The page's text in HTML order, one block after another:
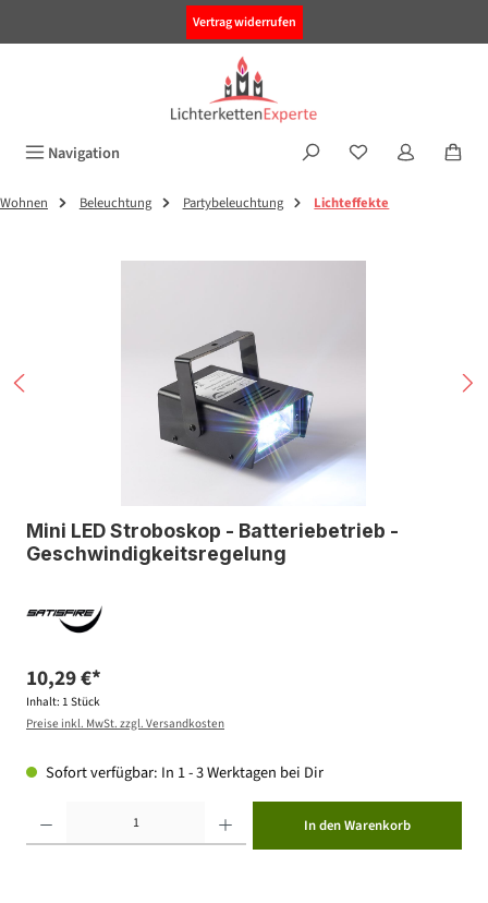
Vertrag widerrufen
Navigation
Wohnen Beleuchtung Partybeleuchtung Lichteffekte
Mini LED Stroboskop - Batteriebetrieb -
Geschwindigkeitsregelung
10,29 €*
Inhalt: 1 Stück
Preise inkl. MwSt. zzgl. Versandkosten
Sofort verfügbar: In 1 - 3 Werktagen bei Dir
In den Warenkorb